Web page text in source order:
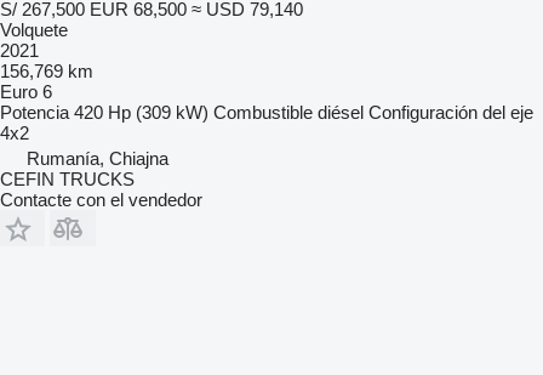
S/ 267,500 EUR 68,500 ≈ USD 79,140
Volquete
2021
156,769 km
Euro 6
Potencia 420 Hp (309 kW) Combustible diésel Configuración del eje
4x2
Rumanía, Chiajna
CEFIN TRUCKS
Contacte con el vendedor